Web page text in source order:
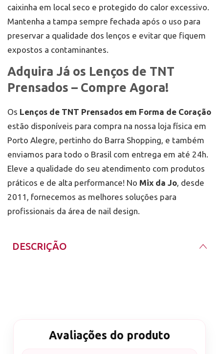
caixinha em local seco e protegido do calor excessivo.
Mantenha a tampa sempre fechada após o uso para
preservar a qualidade dos lenços e evitar que fiquem
expostos a contaminantes.
Adquira Já os Lenços de TNT
Prensados – Compre Agora!
Os Lenços de TNT Prensados em Forma de Coração
estão disponíveis para compra na nossa loja física em
Porto Alegre, pertinho do Barra Shopping, e também
enviamos para todo o Brasil com entrega em até 24h.
Eleve a qualidade do seu atendimento com produtos
práticos e de alta performance! No Mix da Jo, desde
2011, fornecemos as melhores soluções para
profissionais da área de nail design.
DESCRIÇÃO
Avaliações do produto